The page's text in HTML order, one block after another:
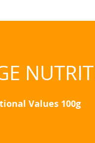
Values 100g